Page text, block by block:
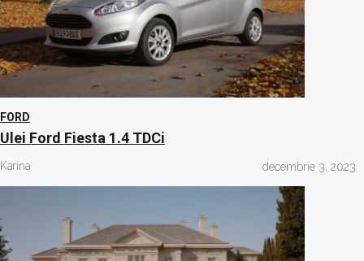
FORD
Ulei Ford Fiesta 1.4 TDCi
Karina decembrie 3, 2023